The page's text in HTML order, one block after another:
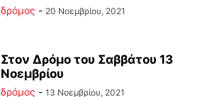
δρόμος - 20 Νοεμβρίου, 2021
Στον Δρόμο του Σαββάτου 13
Νοεμβρίου
δρόμος - 13 Νοεμβρίου, 2021